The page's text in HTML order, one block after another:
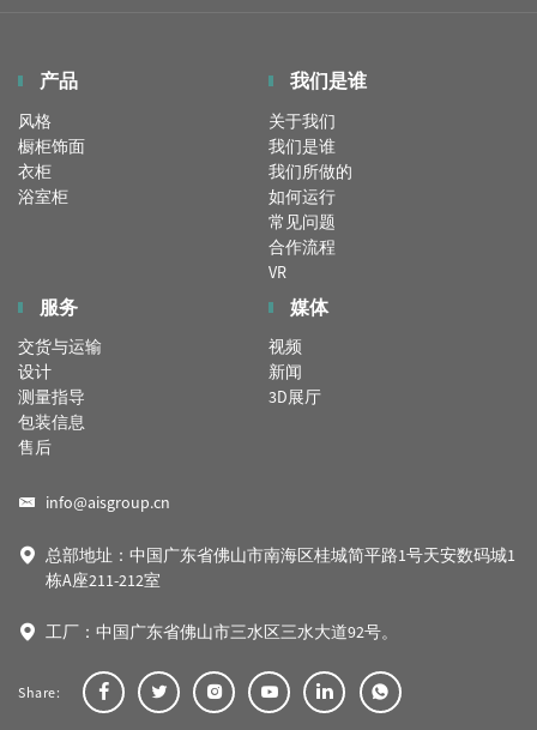
产品
风格
橱柜饰面
衣柜
浴室柜
我们是谁
关于我们
我们是谁
我们所做的
如何运行
常见问题
合作流程
VR
服务
交货与运输
设计
测量指导
包装信息
售后
媒体
视频
新闻
3D展厅
info@aisgroup.cn
总部地址：中国广东省佛山市南海区桂城简平路1号天安数码城1
栋A座211-212室
工厂：中国广东省佛山市三水区三水大道92号。
Share: